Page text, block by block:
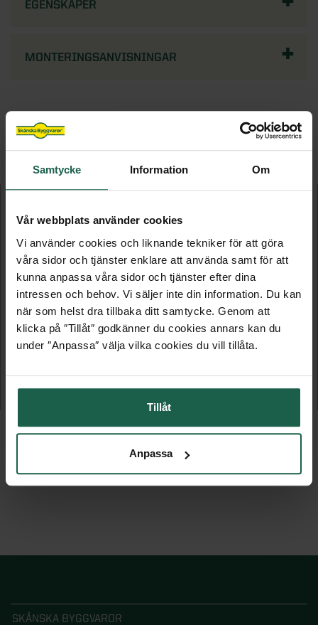
Samtycke Information Om
Vår webbplats använder cookies
Vi använder cookies och liknande tekniker för att göra
våra sidor och tjänster enklare att använda samt för att
kunna anpassa våra sidor och tjänster efter dina
intressen och behov. Vi säljer inte din information. Du kan
när som helst dra tillbaka ditt samtycke. Genom att
klicka på ″Tillåt″ godkänner du cookies annars kan du
under ″Anpassa″ välja vilka cookies du vill tillåta.
Tillåt
Anpassa
EGENSKAPER
MONTERINGSANVISNINGAR
FLER PRODUKTER I DENNA KATEGORI
VIBOSTUGAN JONSTORP 7,5 M²
SKÅNSKA BYGGVAROR